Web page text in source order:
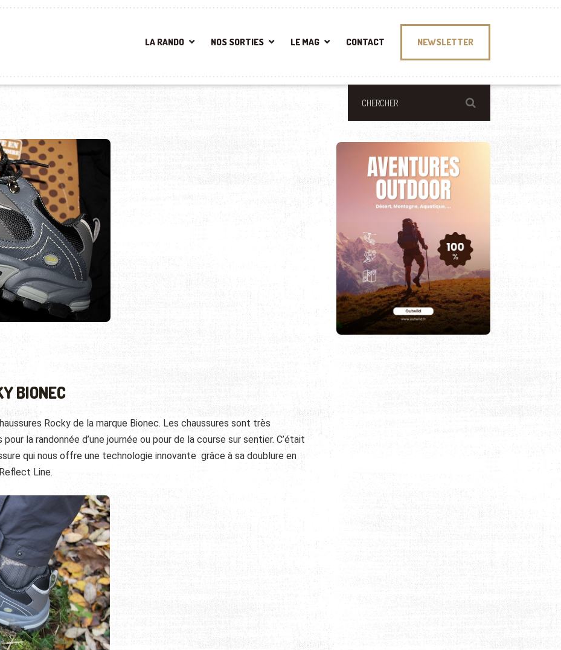
LA RANDO NOS SORTIES LE MAG CONTACT NEWSLETTER
BIONEC
Rocky de la marque Bionec. Les chaussures sont très
la randonnée d’une journée ou pour de la course sur sentier. C’était
qui nous offre une technologie innovante grâce à sa doublure en
Line.